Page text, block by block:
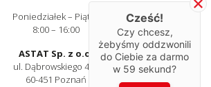
Poniedziałek – Piątek
8:00 – 16:00
ASTAT Sp. z o.o.
ul. Dąbrowskiego 441
60-451 Poznań
Cześć!
Czy chcesz,
żebyśmy oddzwonili
do Ciebie za darmo
w 59 sekund?